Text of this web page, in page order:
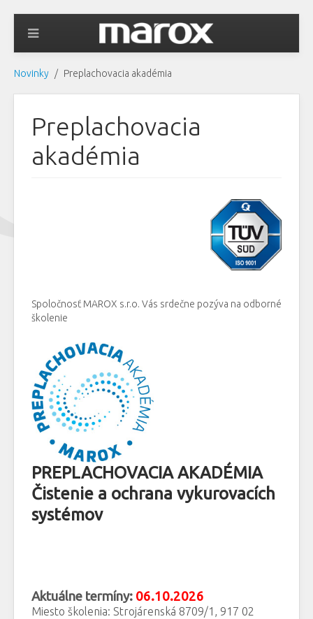
Novinky Preplachovacia akadémia
Preplachovacia
akadémia
Spoločnosť MAROX s.r.o. Vás srdečne pozýva na odborné
školenie
PREPLACHOVACIA AKADÉMIA
Čistenie a ochrana vykurovacích
systémov
Aktuálne termíny: 06.10.2026
Miesto školenia: Strojárenská 8709/1, 917 02